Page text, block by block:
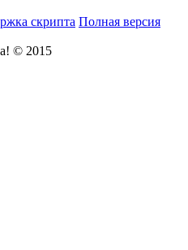
скрипта Полная версия
© 2015